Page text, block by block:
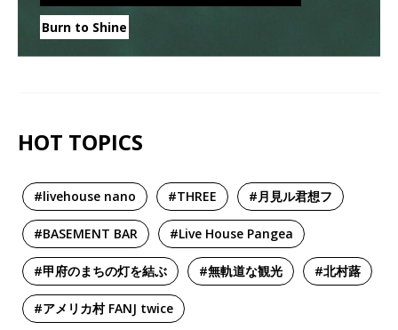
Burn to Shine
HOT TOPICS
#livehouse nano #THREE #月見ル君想フ
#BASEMENT BAR #Live House Pangea
#甲府のまちの灯を結ぶ #無軌道な観光 #北村蕗
#アメリカ村 FANJ twice